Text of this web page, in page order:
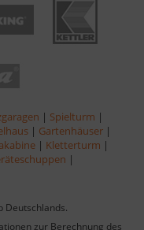
| Spielturm |
| Gartenhäuser |
| Kletterturm |
|
Deutschlands.
zur Berechnung des